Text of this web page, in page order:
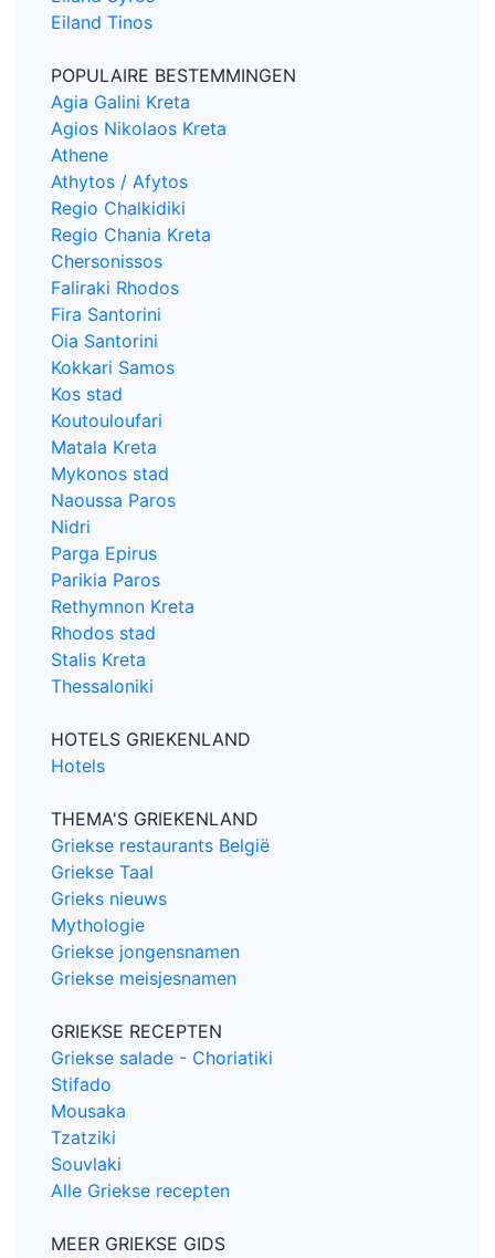
Eiland Tinos
POPULAIRE BESTEMMINGEN
Agia Galini Kreta
Agios Nikolaos Kreta
Athene
Athytos / Afytos
Regio Chalkidiki
Regio Chania Kreta
Chersonissos
Faliraki Rhodos
Fira Santorini
Oia Santorini
Kokkari Samos
Kos stad
Koutouloufari
Matala Kreta
Mykonos stad
Naoussa Paros
Nidri
Parga Epirus
Parikia Paros
Rethymnon Kreta
Rhodos stad
Stalis Kreta
Thessaloniki
HOTELS GRIEKENLAND
Hotels
THEMA'S GRIEKENLAND
Griekse restaurants België
Griekse Taal
Grieks nieuws
Mythologie
Griekse jongensnamen
Griekse meisjesnamen
GRIEKSE RECEPTEN
Griekse salade - Choriatiki
Stifado
Mousaka
Tzatziki
Souvlaki
Alle Griekse recepten
MEER GRIEKSE GIDS